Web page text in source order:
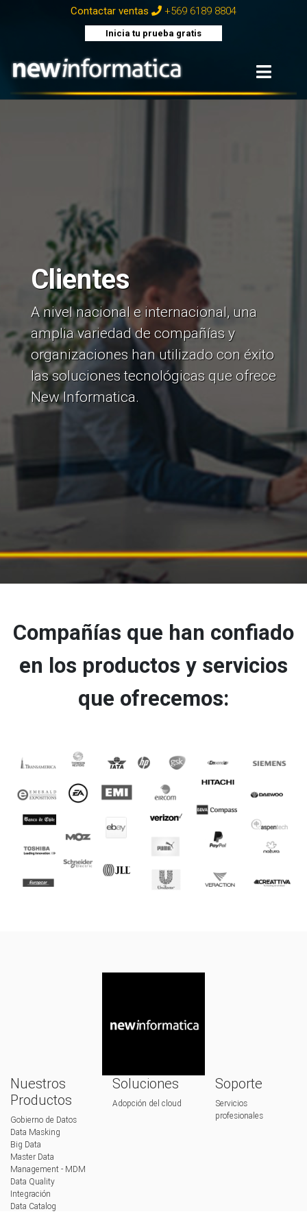
Contactar ventas +569 6189 8804
Inicia tu prueba gratis
Clientes
A nivel nacional e internacional, una
amplia variedad de compañías y
organizaciones han utilizado con éxito
las soluciones tecnológicas que ofrece
New Informatica.
Compañías que han confiado
en los productos y servicios
que ofrecemos:
Nuestros
Productos
Gobierno de Datos
Data Masking
Big Data
Master Data
Management - MDM
Data Quality
Integración
Data Catalog
Soluciones
Adopción del cloud
Soporte
Servicios
profesionales